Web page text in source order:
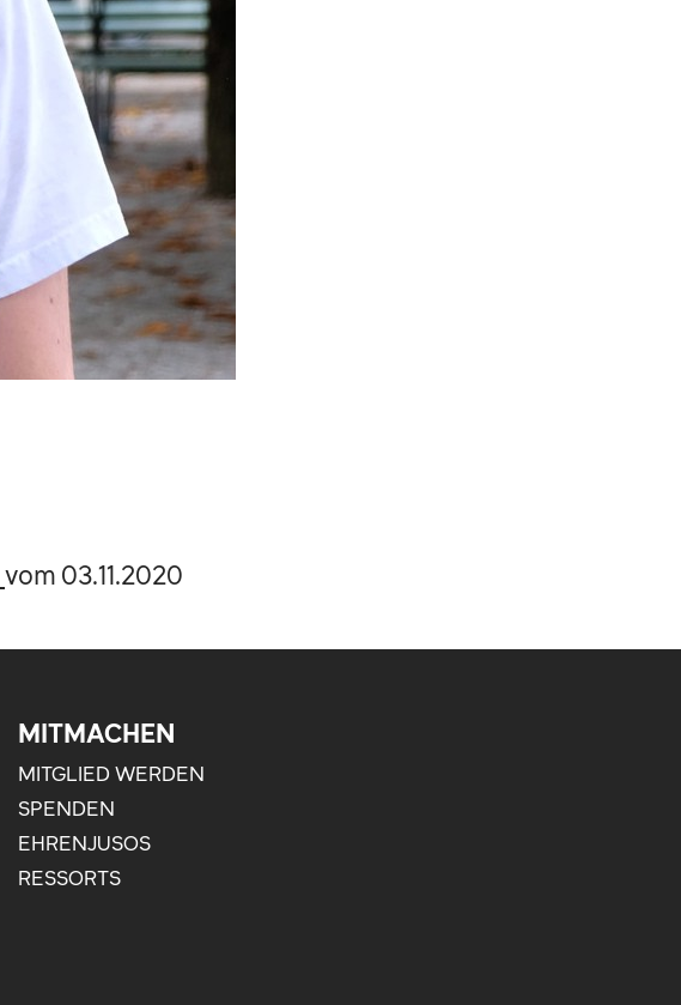
vom 03.11.2020
MITMACHEN
MITGLIED WERDEN
SPENDEN
EHRENJUSOS
RESSORTS